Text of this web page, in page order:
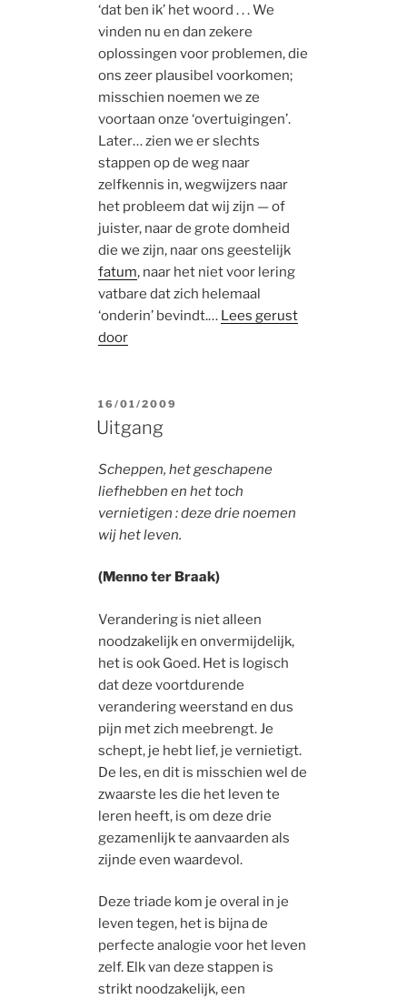
‘dat ben ik’ het woord . . . We
vinden nu en dan zekere
oplossingen voor problemen, die
ons zeer plausibel voorkomen;
misschien noemen we ze
voortaan onze ‘overtuigingen’.
Later… zien we er slechts
stappen op de weg naar
zelfkennis in, wegwijzers naar
het probleem dat wij zijn — of
juister, naar de grote domheid
die we zijn, naar ons geestelijk
fatum, naar het niet voor lering
vatbare dat zich helemaal
‘onderin’ bevindt.… Lees gerust
door
POSTED
ON
16/01/2009
Uitgang
Scheppen, het geschapene
liefhebben en het toch
vernietigen : deze drie noemen
wij het leven.
(Menno ter Braak)
Verandering is niet alleen
noodzakelijk en onvermijdelijk,
het is ook Goed. Het is logisch
dat deze voortdurende
verandering weerstand en dus
pijn met zich meebrengt. Je
schept, je hebt lief, je vernietigt.
De les, en dit is misschien wel de
zwaarste les die het leven te
leren heeft, is om deze drie
gezamenlijk te aanvaarden als
zijnde even waardevol.
Deze triade kom je overal in je
leven tegen, het is bijna de
perfecte analogie voor het leven
zelf. Elk van deze stappen is
strikt noodzakelijk, een